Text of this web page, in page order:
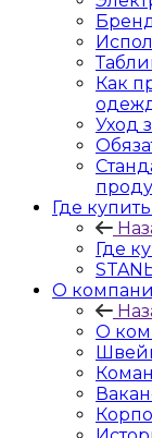
Как
Уход
Где купить
Где
О
О